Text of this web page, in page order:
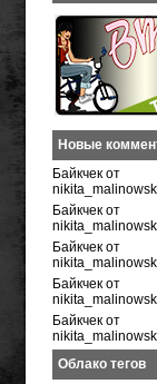
Новые
Байкчек от
Байкчек от
Байкчек от
Байкчек от
Байкчек от
Облако тегов